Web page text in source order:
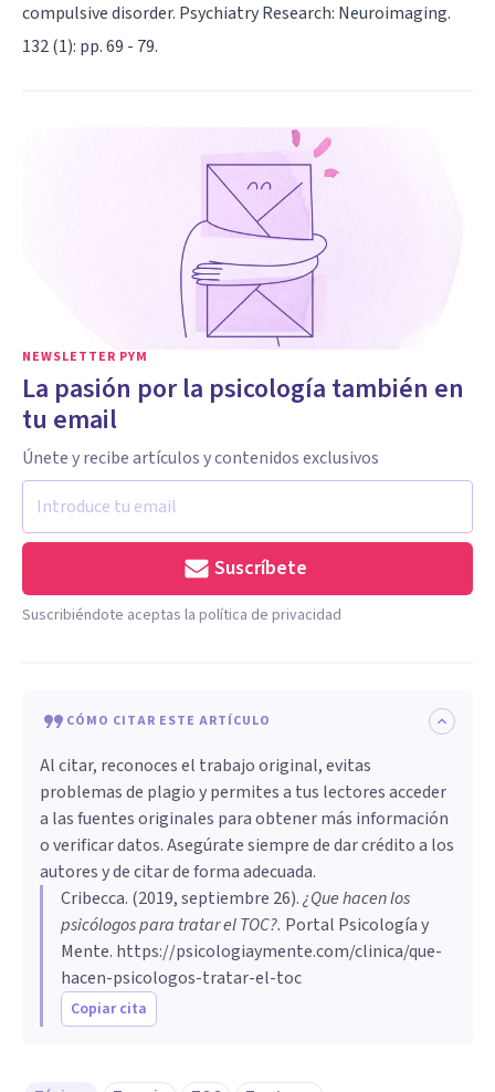
compulsive disorder. Psychiatry Research: Neuroimaging.
132 (1): pp. 69 - 79.
NEWSLETTER PYM
La pasión por la psicología también en
tu email
Únete y recibe artículos y contenidos exclusivos
Suscríbete
Suscribiéndote aceptas la política de privacidad
CÓMO CITAR ESTE ARTÍCULO
Al citar, reconoces el trabajo original, evitas
problemas de plagio y permites a tus lectores acceder
a las fuentes originales para obtener más información
o verificar datos. Asegúrate siempre de dar crédito a los
autores y de citar de forma adecuada.
Cribecca. (2019, septiembre 26).¿Que hacen los
psicólogos para tratar el TOC?. Portal Psicología y
Mente. https://psicologiaymente.com/clinica/que-
hacen-psicologos-tratar-el-toc
Copiar cita